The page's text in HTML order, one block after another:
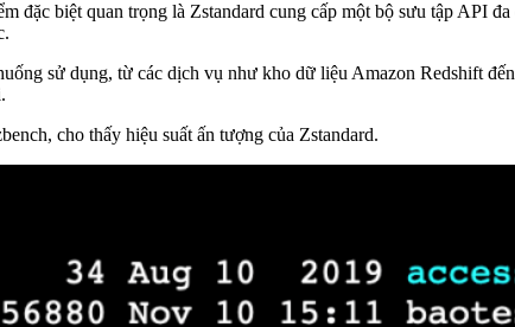
biệt quan trọng là Zstandard cung cấp một bộ sưu tập API
sử dụng, từ các dịch vụ như kho dữ liệu Amazon Redshift
cho thấy hiệu suất ấn tượng của Zstandard.